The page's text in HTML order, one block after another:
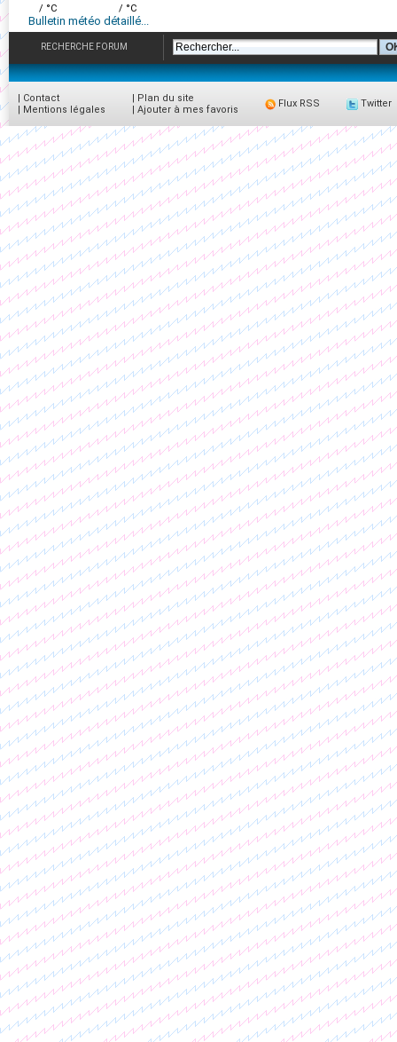
/ °C / °C
Bulletin météo détaillé...
RECHERCHE FORUM
| Contact
| Mentions légales
| Plan du site
| Ajouter à mes favoris
Flux RSS Twitter